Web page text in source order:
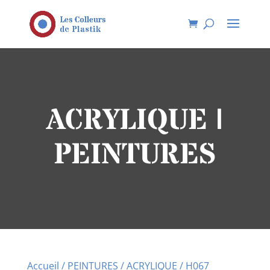
ACRYLIQUE |
PEINTURES
Accueil / PEINTURES /ACRYLIQUE / H067